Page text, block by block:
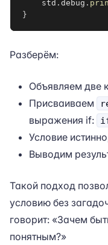
    std
. debug .
}
Разберём:
Объявляем две
Присваиваем
выражения if:
Условие
Выводим
Такой подход
условию без
говорит: «Зачем
понятным?»